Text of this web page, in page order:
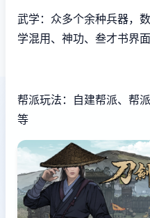
武学：众多个余种兵器，
学混用、神功、叁才书界
帮派玩法：自建帮派、帮
等